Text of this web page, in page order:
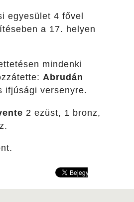
egyesület 4 fővel
a 17. helyen
mindenki
Abrudán
ifjúsági versenyre.
2 ezüst, 1 bronz,